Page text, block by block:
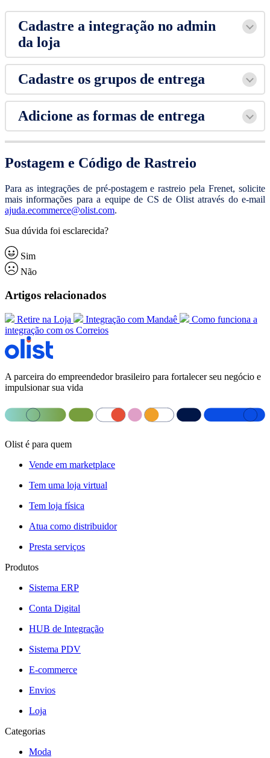
Cadastre a integração no admin
da loja
Cadastre os grupos de entrega
Adicione as formas de entrega
Postagem e Código de Rastreio
Para as integrações de pré-postagem e rastreio pela Frenet, solicite
mais informações para a equipe de CS de Olist através do e-mail
ajuda.ecommerce@olist.com.
Sua dúvida foi esclarecida?
Sim
Não
Artigos relacionados
Retire na Loja Integração com Mandaê
Como funciona a
integração com os Correios
A parceira do empreendedor brasileiro para fortalecer seu negócio e
impulsionar sua vida
Olist é para quem
Vende em marketplace
Tem uma loja virtual
Tem loja física
Atua como distribuidor
Presta serviços
Produtos
Sistema ERP
Conta Digital
HUB de Integração
Sistema PDV
E-commerce
Envios
Loja
Categorias
Moda